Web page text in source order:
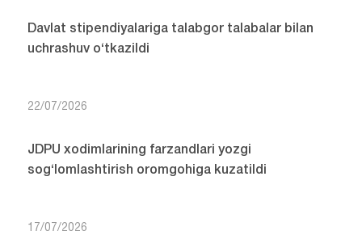
Davlat stipendiyalariga talabgor talabalar bilan
uchrashuv o‘tkazildi
22/07/2026
JDPU xodimlarining farzandlari yozgi
sog‘lomlashtirish oromgohiga kuzatildi
17/07/2026